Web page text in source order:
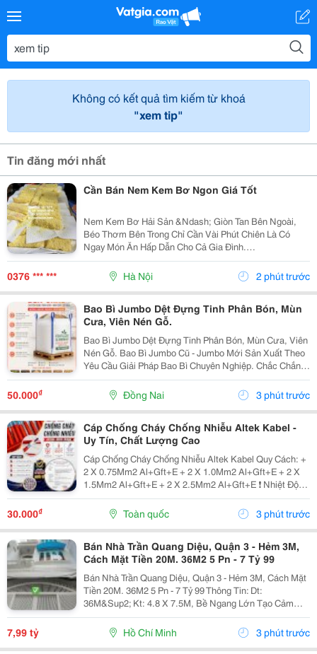
Không có kết quả tìm kiếm từ khoá
"xem tip"
Tin đăng mới nhất
Cần Bán Nem Kem Bơ Ngon Giá Tốt
Nem Kem Bơ Hải Sản &Ndash; Giòn Tan Bên Ngoài,
Béo Thơm Bên Trong Chỉ Cần Vài Phút Chiên Là Có
Ngay Món Ăn Hấp Dẫn Cho Cả Gia Đình.
**#Nem_Kem_Bơ_Hải_Sản** Được Làm Từ Kem Bơ
Béo Ngậy Kết Hợp Cùng Hải Sản Tuyển Chọn Và Các
Nguyên Liệu Chất Lượng,...
0376 *** *** Hà Nội 2 phút trước
Bao Bì Jumbo Dệt Đựng Tinh Phân Bón, Mùn
Cưa, Viên Nén Gỗ.
Bao Bì Jumbo Dệt Đựng Tinh Phân Bón, Mùn Cưa, Viên
Nén Gỗ. Bao Bì Jumbo Cũ - Jumbo Mới Sản Xuất Theo
Yêu Cầu Giải Pháp Bao Bì Chuyên Nghiệp. Chắc Chắn -
Bền Bỉ - An Toàn - Tiết Kiệm. Quý Anh Chị Có Nhu Cầu
Tư Vấn, Liên Hệ Em Qua Số Hotline/...
50.000₫ Đồng Nai 3 phút trước
Cáp Chống Cháy Chống Nhiễu Altek Kabel -
Uy Tín, Chất Lượng Cao
Cáp Chống Cháy Chống Nhiễu Altek Kabel Quy Cách: +
2 X 0.75Mm2 Al+Gft+E + 2 X 1.0Mm2 Al+Gft+E + 2 X
1.5Mm2 Al+Gft+E + 2 X 2.5Mm2 Al+Gft+E ❗️ Nhiệt Độ
Cháy 950 Độ C ‼️ Thời Gian Cháy 180 Phút ✔️ Phù Hợp
Với Các Công Trình Yêu Cầu Độ An...
30.000₫ Toàn quốc 3 phút trước
Bán Nhà Trần Quang Diệu, Quận 3 - Hẻm 3M,
Cách Mặt Tiền 20M. 36M2 5 Pn - 7 Tỷ 99
Bán Nhà Trần Quang Diệu, Quận 3 - Hẻm 3M, Cách Mặt
Tiền 20M. 36M2 5 Pn - 7 Tỷ 99 Thông Tin: Dt:
36M&Sup2; Kt: 4.8 X 7.5M, Bề Ngang Lớn Tạo Cảm
Giác Hoành Tráng Kết Cấu: 1 Trệt, 2 Lầu, Sân Thượng
Dt Sàn: 124M&Sup2; 5Pn - 6Wc Sân Thượng...
7,99 tỷ Hồ Chí Minh 3 phút trước